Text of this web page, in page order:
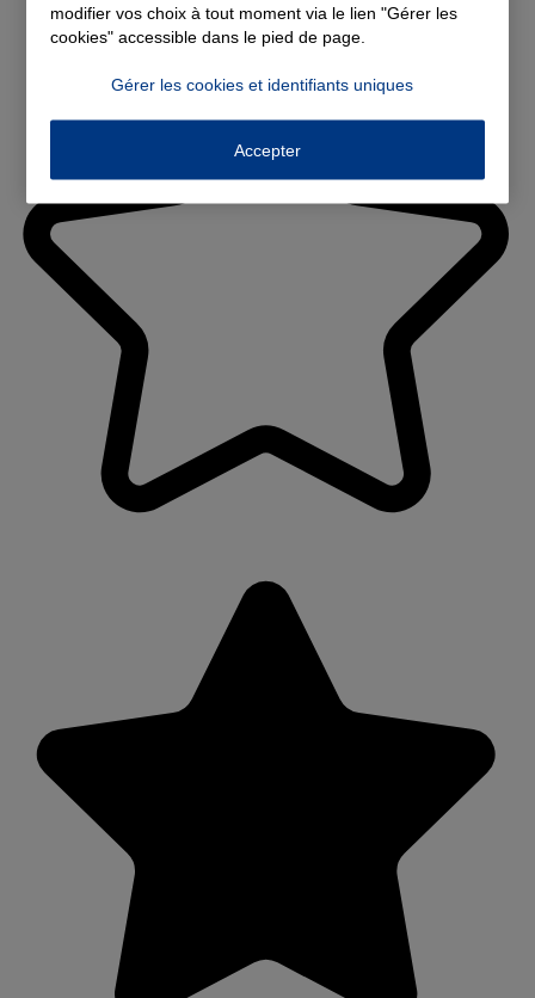
modifier vos choix à tout moment via le lien "Gérer les
cookies" accessible dans le pied de page.
Gérer les cookies et identifiants uniques
Accepter